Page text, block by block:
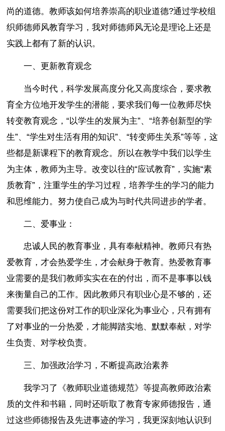
尚的道德。教师该如何培养崇高的职业道德?通过学校组
织师德师风教育学习，我对师德师风无论是理论上还是
实践上都有了新的认识。
一、更新教育观念
当今时代，科学发展高度分化又高度综合，要求教
育全方位地开发学生的潜能，要求我们每一位教师尽快
转变教育观念，“以学生的发展为主”、“培养创新型的学
生”、“学生对生活有用的知识”、“转变师生关系”等等，这
些都是新课程下的教育观念。所以在教学中我们以学生
为主体，教师为主导。改变以往的“应试教育”，实施“素
质教育”，注重学生的学习过程，培养学生的学习的能力
和思维能力。努力使自己成为与时代共同进步的学者。
二、爱事业：
忠诚人民的教育事业，具有奉献精神。教师只有热
爱教育，才会热爱学生，才会献身于教育。热爱教育事
业需要的是我们教师实实在在的付出，而不是事事以钱
来衡量自己的工作。因此教师只有职业心是不够的，还
需要我们把这份对工作的职业深化为事业心，只有拥有
了对事业的一分热爱，才能脚踏实地、默默奉献，对学
生负责、对学校负责。
三、加强政治学习，不断提高政治素养
我学习了《教师职业道德规范》等提高教师政治素
质的文件和书籍，同时还听取了教育专家师德报告，通
过这些师德报告及先进事迹的学习，我更深刻地认识到